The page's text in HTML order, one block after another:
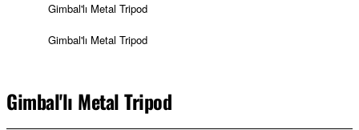
Gimbal'lı Metal Tripod
Gimbal'lı Metal Tripod
Gimbal'lı Metal Tripod